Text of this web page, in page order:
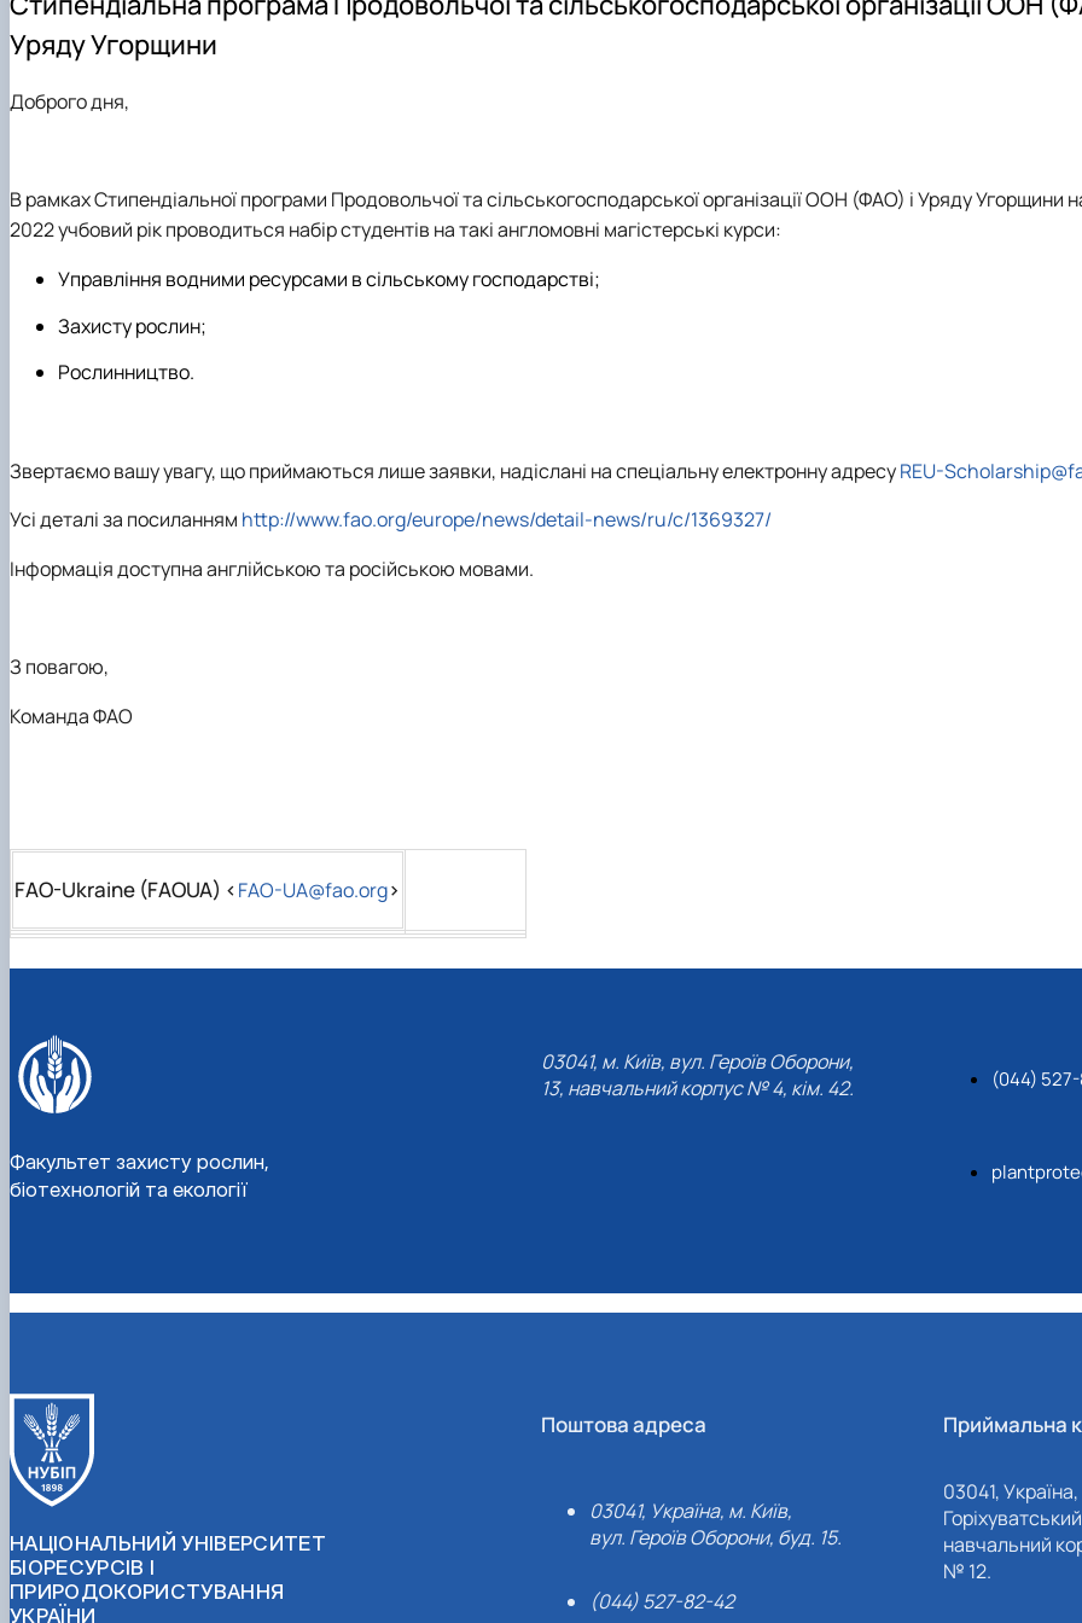
Відомі постаті факультету
ІІ етап Всеукраїнської олімпіади з дисципліни "Загальна екологія"
Уряду Угорщини
Доброго дня,
В рамкахСтипендіальноїпрограми Продовольчої та сільськогосподарської організації ООН (ФАО) іУрядуУгорщини
2022учбовий рікпроводиться набір студентів на такі англомовні магістерські курси:
Управління водними ресурсами в сільському господарстві;
Захисту рослин;
Рослинництво.
Звертаємо вашу увагу, що приймаються лише заявки, надіслані на спеціальну електронну адресуREU-
Усі деталі за посиланням http://www.fao.org/europe/news/detail-news/ru/c/1369327/
Інформація доступна англійською та російською мовами.
З повагою,
Команда ФАО
FAO-Ukraine (FAOUA) <FAO-UA@fao.org>
Факультет захисту рослин,
біотехнологій та екології
03041, м. Київ, вул. Героїв Оборони,
13, навчальний корпус № 4, кім. 42.
(044)
НАЦІОНАЛЬНИЙ УНІВЕРСИТЕТ
БІОРЕСУРСІВ І
ПРИРОДОКОРИСТУВАННЯ
УКРАЇНИ
Поштова адреса
03041, Україна, м. Київ,
вул. Героїв Оборони, буд. 15.
(044) 527-82-42
Приймальна
03041,
навчальний
№ 12.